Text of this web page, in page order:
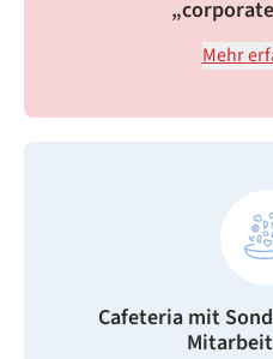
Cafeteria mit